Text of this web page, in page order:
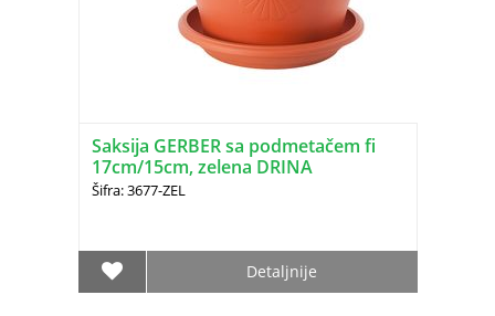
Saksija GERBER sa podmetačem fi
17cm/15cm, zelena DRINA
Šifra: 3677-ZEL
Detaljnije